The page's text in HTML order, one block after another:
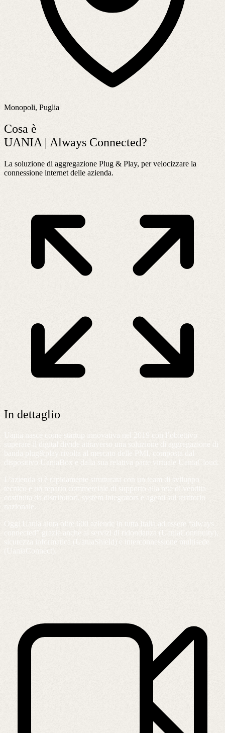
Monopoli, Puglia
Cosa è
UANIA | Always Connected?
La soluzione di aggregazione Plug & Play, per velocizzare la
connessione internet delle azienda.
In dettaglio
Uania nasce come startup innovativa nel 2019 con l’obiettivo
superare il digital divide attraverso una soluzione di aggregazione di
banda plug&play rivolta al mercato delle PMI, composta dal
dispositivo UaniaBox e dalla sua relativa parte virtuale UaniaCloud.
L’azienda si è rapidamente strutturata con un team di sviluppo
tecnico e un reparto commerciale di supporto alla rete di vendita
costituita da distributori, system integrators e agenti sul territorio
nazionale.
Oggi Uania aiuta oltre 600 aziende in tutta Italia ad essere “always
connected” grazie anche ai servizi di ridondanza (UaniaContinuity),
sicurezza informatica (UaniaShield) e interconnessione multisede
(UaniaConnect).